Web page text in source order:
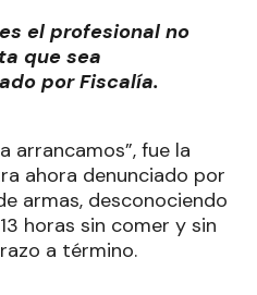
el profesional no
que sea
por Fiscalía.
arrancamos”, fue la
ahora denunciado por
armas, desconociendo
horas sin comer y sin
a término.